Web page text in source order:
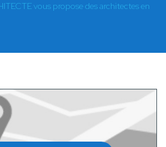
vous propose des architectes en